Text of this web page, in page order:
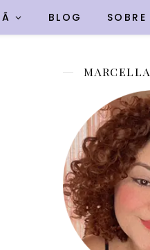
BLOG SOBRE